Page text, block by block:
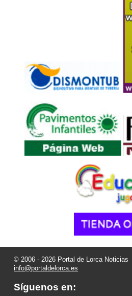
© 2006 - 2026 Portal de Lorca Noticias
info@portaldelorca.es
Síguenos en: